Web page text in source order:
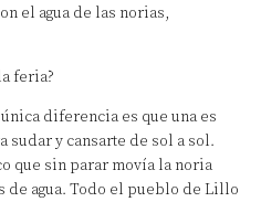
el agua de las norias,
feria?
diferencia es que una es
sudar y cansarte de sol a sol.
que sin parar movía la noria
de agua. Todo el pueblo de Lillo